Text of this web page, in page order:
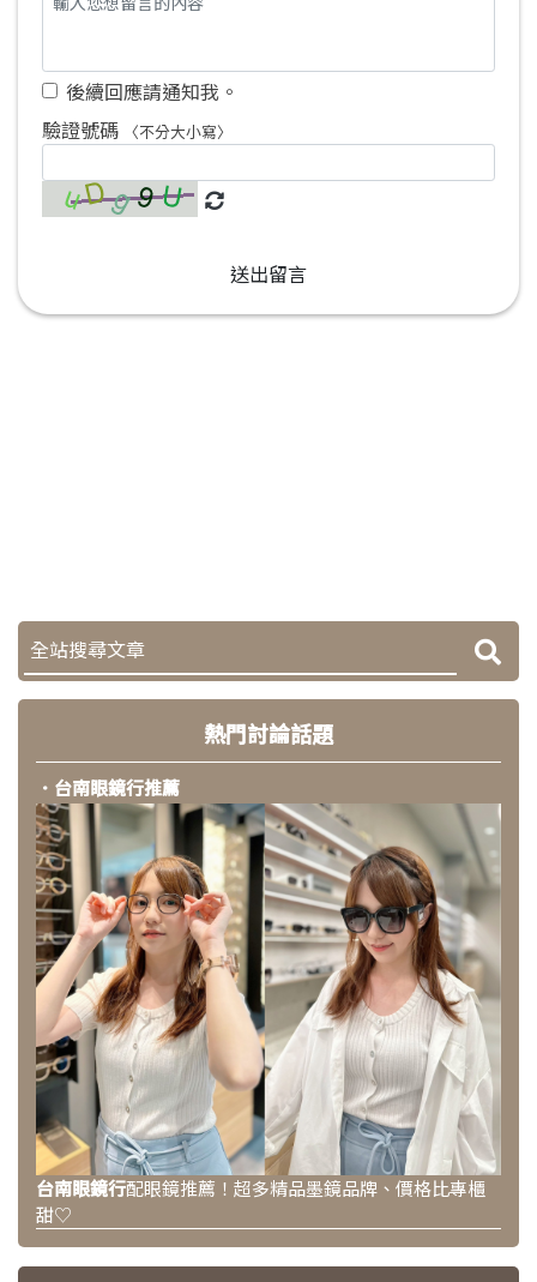
後續回應請通知我。
驗證號碼 〈不分大小寫〉
送出留言
熱門討論話題
．台南眼鏡行推薦
台南眼鏡行配眼鏡推薦！超多精品墨鏡品牌、價格比專櫃
甜♡